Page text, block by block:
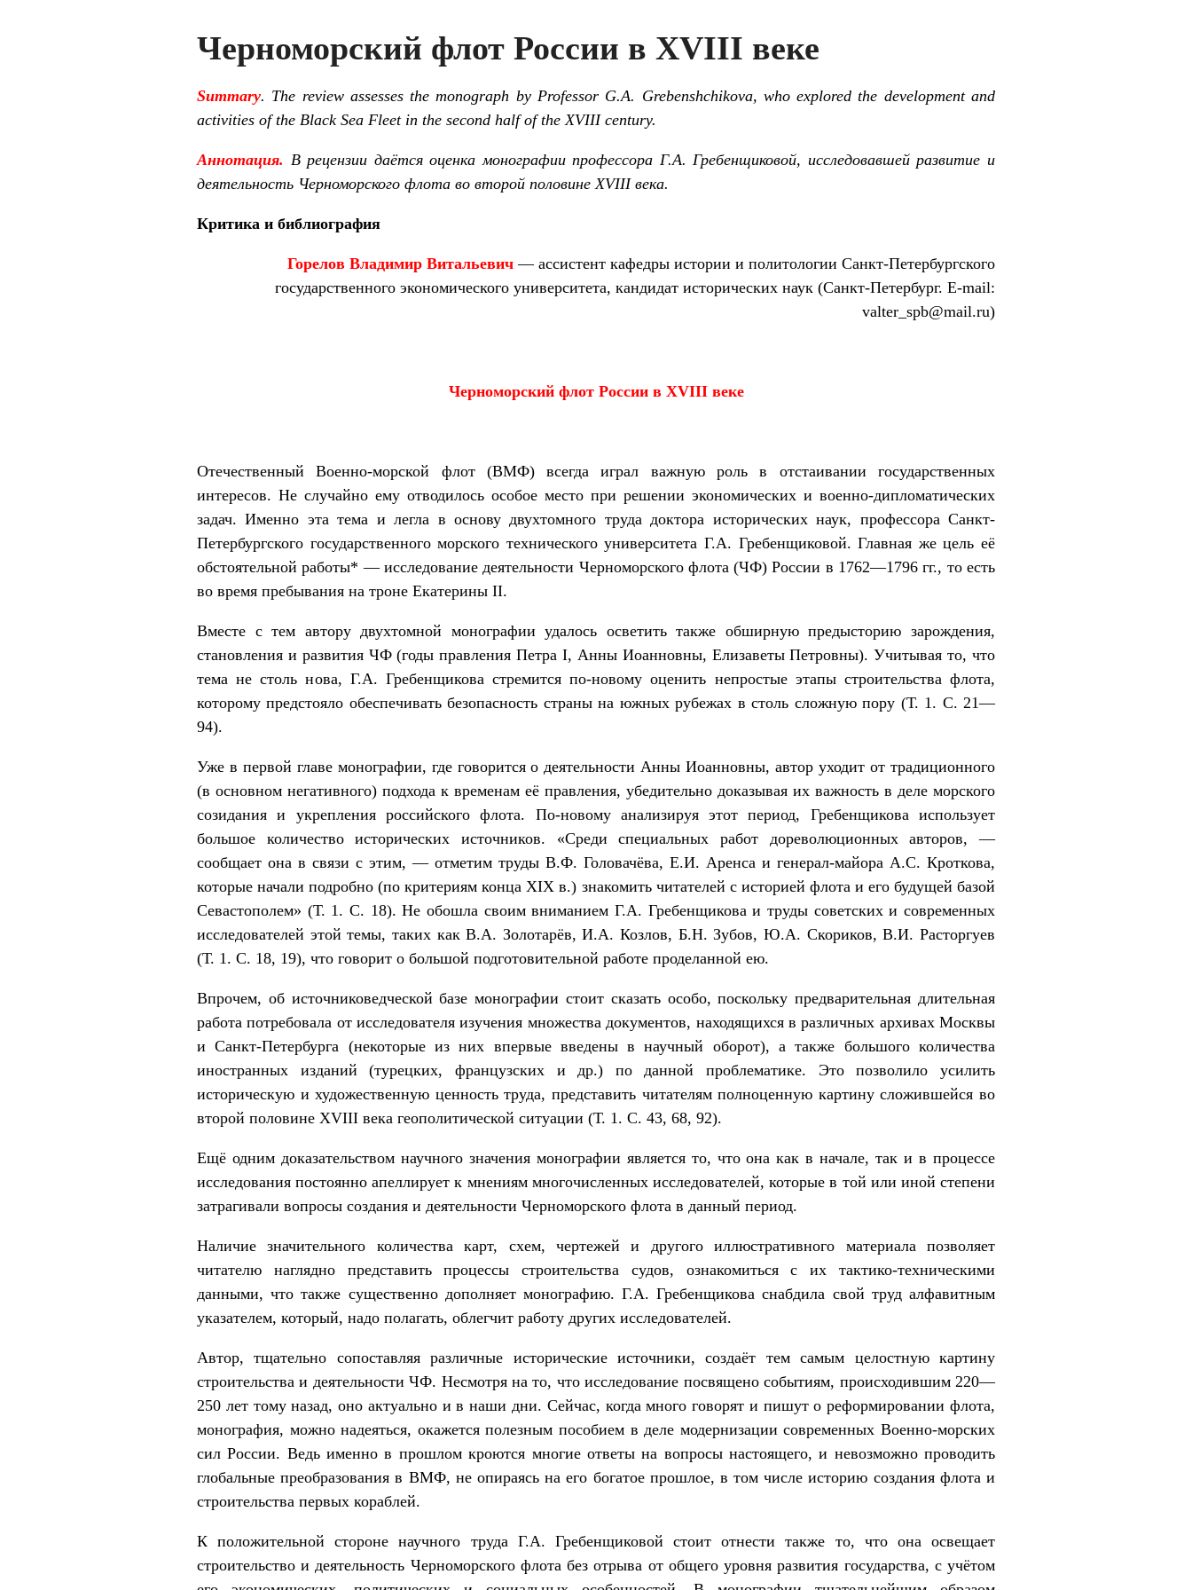
Черноморский флот России в XVIII веке
Summary. The review assesses the monograph by Professor G.A. Grebenshchikova, who explored the development and
activities of the Black Sea Fleet in the second half of the XVIII century.
Аннотация. В рецензии даётся оценка монографии профессора Г.А. Гребенщиковой, исследовавшей развитие и
деятельность Черноморского флота во второй половине XVIII века.
Критика и библиография
Горелов Владимир Витальевич — ассистент кафедры истории и политологии Санкт-Петербургского
государственного экономического университета, кандидат исторических наук (Санкт-Петербург. E-mail:
valter_spb@mail.ru)
Черноморский флот России в XVIIIвеке
Отечественный Военно-морской флот (ВМФ) всегда играл важную роль в отстаивании государственных
интересов. Не случайно ему отводилось особое место при решении экономических и военно-дипломатических
задач. Именно эта тема и легла в основу двухтомного труда доктора исторических наук, профессора Санкт-
Петербургского государственного морского технического университета Г.А. Гребенщиковой. Главная же цель её
обстоятельной работы* — исследование деятельности Черноморского флота (ЧФ) России в 1762—1796 гг., то есть
во время пребывания на троне Екатерины II.
Вместе с тем автору двухтомной монографии удалось осветить также обширную предысторию зарождения,
становления и развития ЧФ (годы правления Петра I, Анны Иоанновны, Елизаветы Петровны). Учитывая то, что
тема не столь нова, Г.А. Гребенщикова стремится по-новому оценить непростые этапы строительства флота,
которому предстояло обеспечивать безопасность страны на южных рубежах в столь сложную пору (Т. 1. С. 21—
94).
Уже в первой главе монографии, где говорится о деятельности Анны Иоанновны, автор уходит от традиционного
(в основном негативного) подхода к временам её правления, убедительно доказывая их важность в деле морского
созидания и укрепления российского флота. По-новому анализируя этот период, Гребенщикова использует
большое количество исторических источников. «Среди специальных работ дореволюционных авторов, —
сообщает она в связи с этим, — отметим труды В.Ф. Головачёва, Е.И. Аренса и генерал-майора А.С. Кроткова,
которые начали подробно (по критериям конца XIX в.) знакомить читателей с историей флота и его будущей базой
Севастополем» (Т. 1. С. 18). Не обошла своим вниманием Г.А. Гребенщикова и труды советских и современных
исследователей этой темы, таких как В.А. Золотарёв, И.А. Козлов, Б.Н. Зубов, Ю.А. Скориков, В.И. Расторгуев
(Т. 1. С. 18, 19), что говорит о большой подготовительной работе проделанной ею.
Впрочем, об источниковедческой базе монографии стоит сказать особо, поскольку предварительная длительная
работа потребовала от исследователя изучения множества документов, находящихся в различных архивах Москвы
и Санкт-Петербурга (некоторые из них впервые введены в научный оборот), а также большого количества
иностранных изданий (турецких, французских и др.) по данной проблематике. Это позволило усилить
историческую и художественную ценность труда, представить читателям полноценную картину сложившейся во
второй половине XVIII века геополитической ситуации (Т. 1. С. 43, 68, 92).
Ещё одним доказательством научного значения монографии является то, что она как в начале, так и в процессе
исследования постоянно апеллирует к мнениям многочисленных исследователей, которые в той или иной степени
затрагивали вопросы создания и деятельности Черноморского флота в данный период.
Наличие значительного количества карт, схем, чертежей и другого иллюстративного материала позволяет
читателю наглядно представить процессы строительства судов, ознакомиться с их тактико-техническими
данными, что также существенно дополняет монографию. Г.А. Гребенщикова снабдила свой труд алфавитным
указателем, который, надо полагать, облегчит работу других исследователей.
Автор, тщательно сопоставляя различные исторические источники, создаёт тем самым целостную картину
строительства и деятельности ЧФ. Несмотря на то, что исследование посвящено событиям, происходившим 220—
250 лет тому назад, оно актуально и в наши дни. Сейчас, когда много говорят и пишут о реформировании флота,
монография, можно надеяться, окажется полезным пособием в деле модернизации современных Военно-морских
сил России. Ведь именно в прошлом кроются многие ответы на вопросы настоящего, и невозможно проводить
глобальные преобразования в ВМФ, не опираясь на его богатое прошлое, в том числе историю создания флота и
строительства первых кораблей.
К положительной стороне научного труда Г.А. Гребенщиковой стоит отнести также то, что она освещает
строительство и деятельность Черноморского флота без отрыва от общего уровня развития государства, с учётом